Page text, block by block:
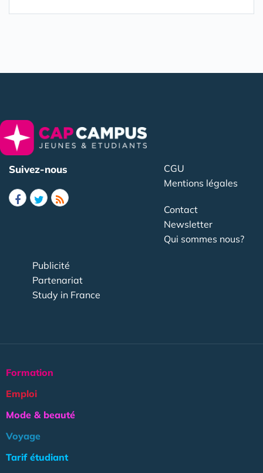
Suivez-nous
CGU
Mentions légales
Contact
Newsletter
Qui sommes nous?
Publicité
Partenariat
Study in France
Formation
Emploi
Mode & beauté
Voyage
Tarif étudiant